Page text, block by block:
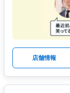
店舗情報